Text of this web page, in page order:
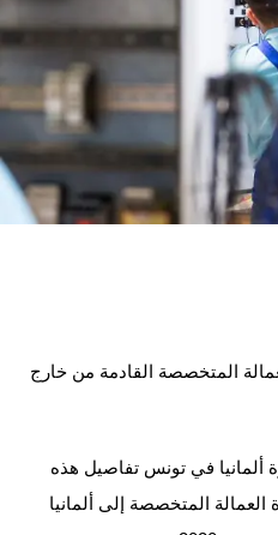
المتخصصة القادمة من خارج
في تونس تفاصيل هذه
المتخصصة إلى ألمانيا